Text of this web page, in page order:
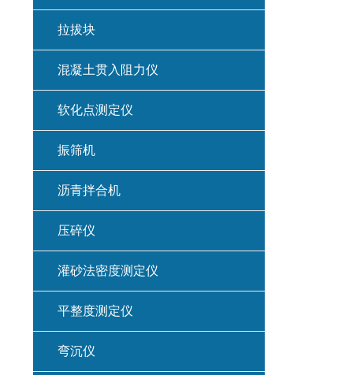
拉拔块
混凝土贯入阻力仪
软化点测定仪
振筛机
沥青拌合机
压碎仪
灌砂法密度测定仪
平整度测定仪
弯沉仪